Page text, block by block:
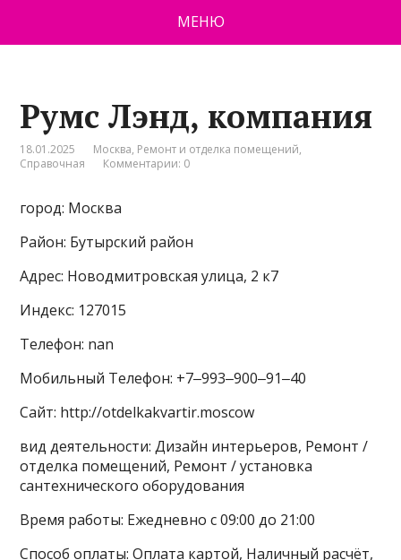
МЕНЮ
Румс Лэнд, компания
18.01.2025 Москва, Ремонт и отделка помещений,
Справочная
Комментарии: 0
город: Москва
Район: Бутырский район
Адрес: Новодмитровская улица, 2 к7
Индекс: 127015
Телефон: nan
Мобильный Телефон: +7‒993‒900‒91‒40
Сайт: http://otdelkakvartir.moscow
вид деятельности: Дизайн интерьеров, Ремонт /
отделка помещений, Ремонт / установка
сантехнического оборудования
Время работы: Ежедневно с 09:00 до 21:00
Способ оплаты: Оплата картой, Наличный расчёт,